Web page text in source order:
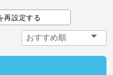
再設定する